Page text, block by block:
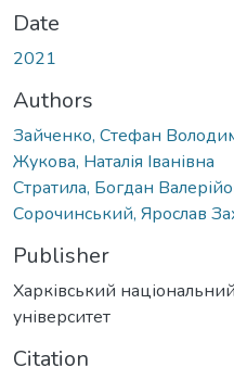
Date
2021
Authors
Зайченко, Стефан
Жукова, Наталія Іванівна
Стратила, Богдан
Сорочинський, Ярослав
Publisher
Харківський
університет
Citation